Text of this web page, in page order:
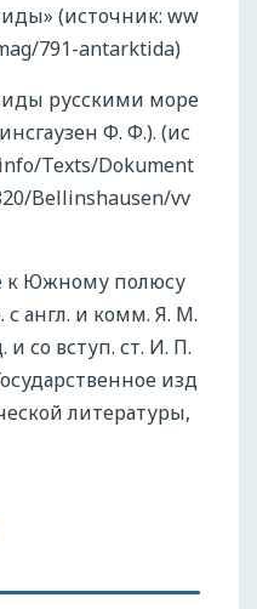
(источник: ww
791-antarktida)
русскими море
Ф. Ф.). (ис
Texts/Dokument
Bellinshausen/vv
к Южному полюсу
с англ. и комм. Я. М.
и со вступ. ст. И. П.
изд
литературы,